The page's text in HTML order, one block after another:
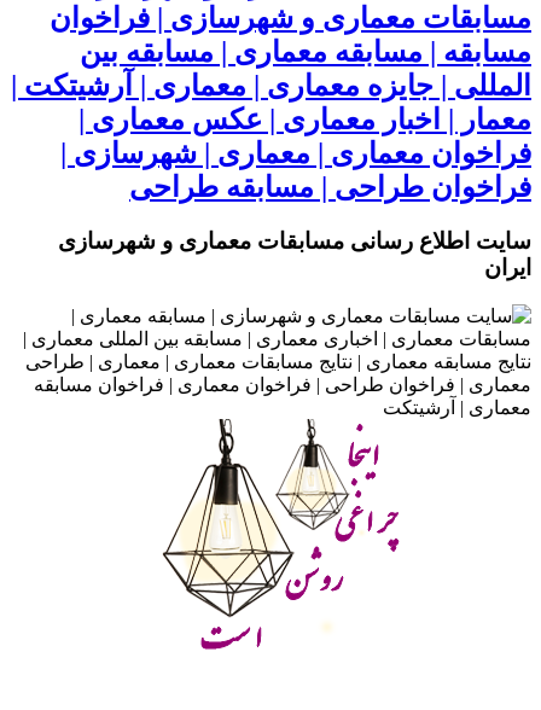
مسابقات معماری و شهرسازی | فراخوان
مسابقه | مسابقه معماری | مسابقه بین
المللی | جایزه معماری | معماری | آرشیتکت |
معمار | اخبار معماری | عکس معماری |
فراخوان معماری | معماری | شهرسازی |
فراخوان طراحی | مسابقه طراحی
سایت اطلاع رسانی مسابقات معماری و شهرسازی
ایران